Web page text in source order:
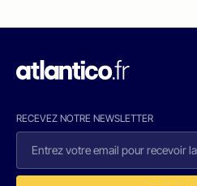
RECEVEZ NOTRE NEWSLETTER